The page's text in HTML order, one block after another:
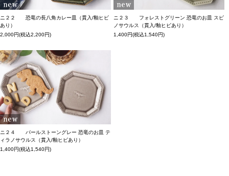
ニ２２ 恐竜の長八角カレー皿（貫入/釉ヒビ
あり）
2,000円(税込2,200円)
ニ２３ フォレストグリーン 恐竜のお皿 スピ
ノサウルス（貫入/釉ヒビあり）
1,400円(税込1,540円)
ニ２４ パールストーングレー 恐竜のお皿 テ
ィラノサウルス（貫入/釉ヒビあり）
1,400円(税込1,540円)